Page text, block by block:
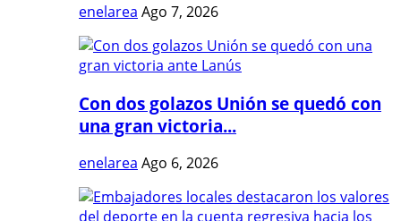
enelarea Ago 7, 2026
Con dos golazos Unión se quedó con
una gran victoria...
enelarea Ago 6, 2026